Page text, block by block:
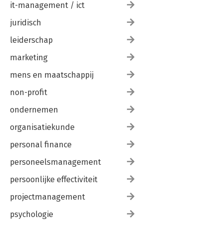
it-management / ict
juridisch
leiderschap
marketing
mens en maatschappij
non-profit
ondernemen
organisatiekunde
personal finance
personeelsmanagement
persoonlijke effectiviteit
projectmanagement
psychologie